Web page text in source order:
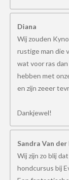
Diana
Wij zouden
rustige man die
wat voor ras
hebben met
en zijn zeeer
Dankjewel!
Sandra Van
Wij zijn zo blij
hondcursus bij